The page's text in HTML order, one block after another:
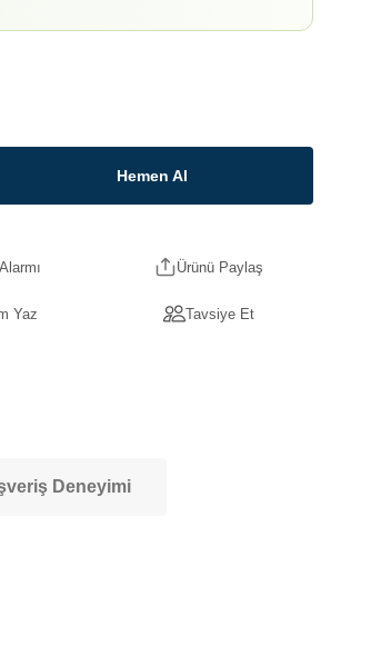
Hemen Al
Ürünü Paylaş
Yaz Tavsiye Et
Deneyimi